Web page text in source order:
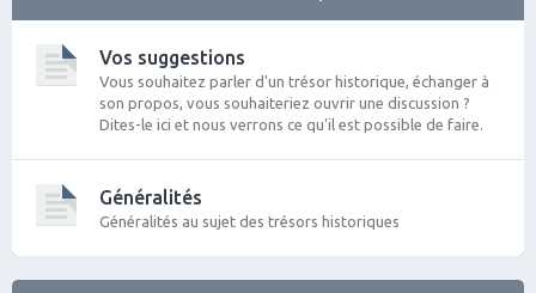
Vos suggestions
Vous souhaitez parler d'un trésor historique, échanger à
son propos, vous souhaiteriez ouvrir une discussion ?
Dites-le ici et nous verrons ce qu'il est possible de faire.
Généralités
Généralités au sujet des trésors historiques